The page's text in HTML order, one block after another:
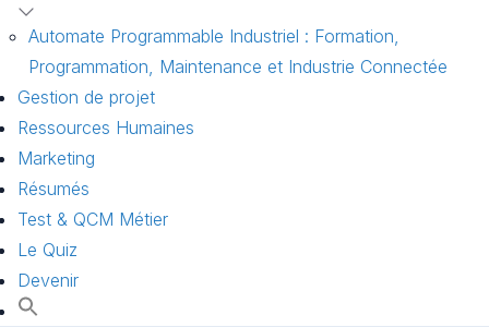
Automate Programmable Industriel : Formation,
Programmation, Maintenance et Industrie Connectée
Gestion de projet
Ressources Humaines
Marketing
Résumés
Test & QCM Métier
Le Quiz
Devenir